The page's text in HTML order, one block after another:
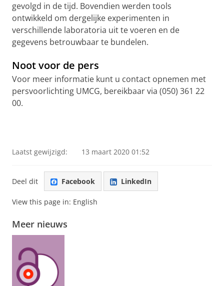
gevolgd in de tijd. Bovendien werden tools
ontwikkeld om dergelijke experimenten in
verschillende laboratoria uit te voeren en de
gegevens betrouwbaar te bundelen.
Noot voor de pers
Voor meer informatie kunt u contact opnemen met
persvoorlichting UMCG, bereikbaar via (050) 361 22
00.
Laatst gewijzigd: 13 maart 2020 01:52
Deel dit Facebook LinkedIn
View this page in: English
Meer nieuws